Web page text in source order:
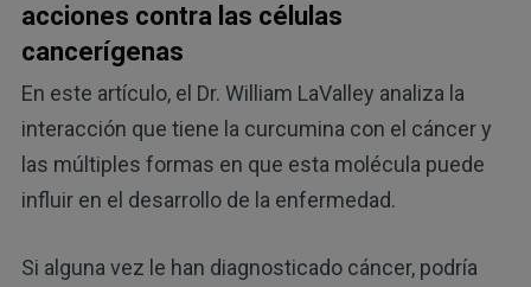
acciones contra las células
cancerígenas
En este artículo, el Dr. William LaValley analiza la
interacción que tiene la curcumina con el cáncer y
las múltiples formas en que esta molécula puede
influir en el desarrollo de la enfermedad.
Si alguna vez le han diagnosticado cáncer, podría